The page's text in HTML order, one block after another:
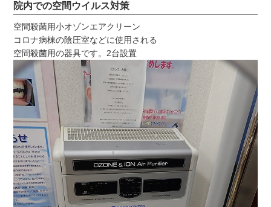
院内での空間ウイルス対策
空間殺菌用小オゾンエアクリーン
コロナ病棟の陰圧室などに使用される
空間殺菌用の器具です。2台設置